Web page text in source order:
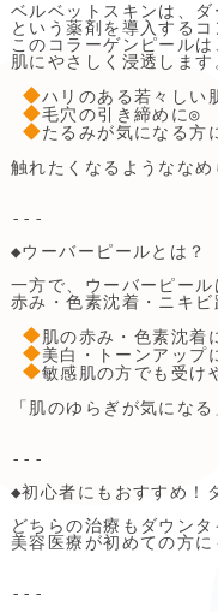
ベルベットスキンは、
という薬剤を導入するコ
このコラーゲンピール
肌にやさしく浸透します
ハリのある若々しい
毛穴の引き締めに◎
たるみが気になる方
触れたくなるようなな
---
◆ウーバーピールとは？
一方で、ウーバーピー
赤み・色素沈着・ニキ
肌の赤み・色素沈着
美白・トーンアップ
敏感肌の方でも受け
「肌のゆらぎが気にな
---
◆初心者にもおすすめ！
どちらの治療もダウン
美容医療が初めての方
---